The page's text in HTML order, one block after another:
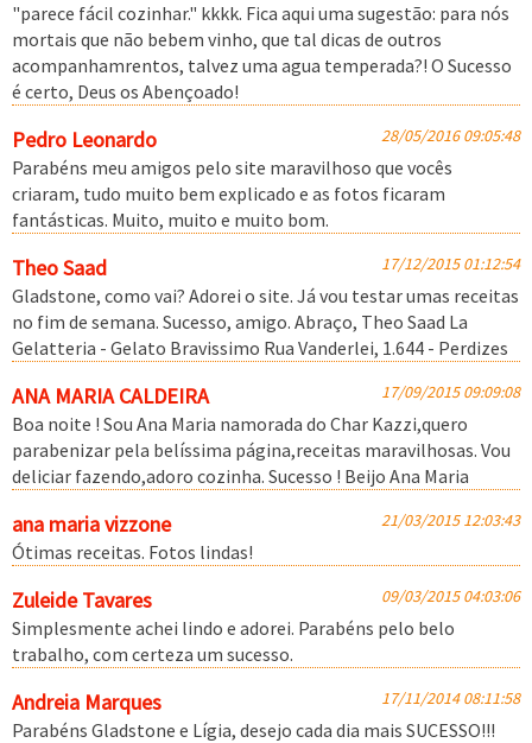
"parece fácil cozinhar." kkkk. Fica aqui uma sugestão: para nós
mortais que não bebem vinho, que tal dicas de outros
acompanhamrentos, talvez uma agua temperada?! O Sucesso
é certo, Deus os Abençoado!
Pedro Leonardo 28/05/2016 09:05:48
Parabéns meu amigos pelo site maravilhoso que vocês
criaram, tudo muito bem explicado e as fotos ficaram
fantásticas. Muito, muito e muito bom.
Theo Saad 17/12/2015 01:12:54
Gladstone, como vai? Adorei o site. Já vou testar umas receitas
no fim de semana. Sucesso, amigo. Abraço, Theo Saad La
Gelatteria - Gelato Bravissimo Rua Vanderlei, 1.644 - Perdizes
ANA MARIA CALDEIRA 17/09/2015 09:09:08
Boa noite ! Sou Ana Maria namorada do Char Kazzi,quero
parabenizar pela belíssima página,receitas maravilhosas. Vou
deliciar fazendo,adoro cozinha. Sucesso ! Beijo Ana Maria
ana maria vizzone 21/03/2015 12:03:43
Ótimas receitas. Fotos lindas!
Zuleide Tavares 09/03/2015 04:03:06
Simplesmente achei lindo e adorei. Parabéns pelo belo
trabalho, com certeza um sucesso.
Andreia Marques 17/11/2014 08:11:58
Parabéns Gladstone e Lígia, desejo cada dia mais SUCESSO!!!